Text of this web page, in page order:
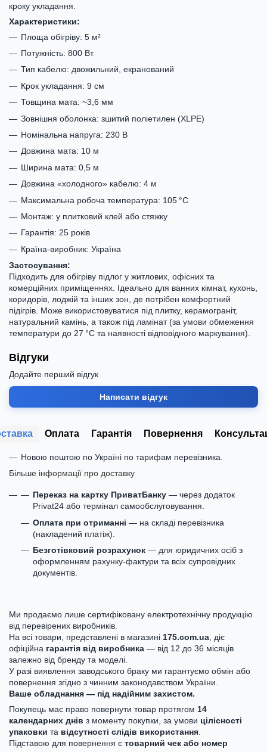
кроку укладання.
Характеристики:
Площа обігріву: 5 м²
Потужність: 800 Вт
Тип кабелю: двожильний, екранований
Крок укладання: 9 см
Товщина мата: ~3,6 мм
Зовнішня оболонка: зшитий поліетилен (XLPE)
Номінальна напруга: 230 В
Довжина мата: 10 м
Ширина мата: 0,5 м
Довжина «холодного» кабелю: 4 м
Максимальна робоча температура: 105 °C
Монтаж: у плитковий клей або стяжку
Гарантія: 25 років
Країна-виробник: Україна
Застосування:
Підходить для обігріву підлог у житлових, офісних та
комерційних приміщеннях. Ідеально для ванних кімнат, кухонь,
коридорів, лоджій та інших зон, де потрібен комфортний
підігрів. Може використовуватися під плитку, керамограніт,
натуральний камінь, а також під ламінат (за умови обмеження
температури до 27 °C та наявності відповідного маркування).
Відгуки
Додайте перший відгук
Написати відгук
Оплата Гарантія Повернення
Новою поштою по Україні по тарифам перевізника.
Більше інформації про доставку
Переказ на картку ПриватБанку — через додаток
Privat24 або термінал самообслуговування.
Оплата при отриманні — на складі перевізника
(накладений платіж).
Безготівковий розрахунок — для юридичних осіб з
оформленням рахунку-фактури та всіх супровідних
документів.
Ми продаємо лише сертифіковану електротехнічну продукцію
від перевірених виробників.
На всі товари, представлені в магазині 175.com.ua , діє
офіційна гарантія від виробника — від 12 до 36 місяців
залежно від бренду та моделі.
У разі виявлення заводського браку ми гарантуємо обмін або
повернення згідно з чинним законодавством України.
Ваше обладнання — під надійним захистом.
Покупець має право повернути товар протягом 14
календарних днів з моменту покупки, за умови цілісності
упаковки та відсутності слідів використання
Підставою для повернення є товарний чек або номер